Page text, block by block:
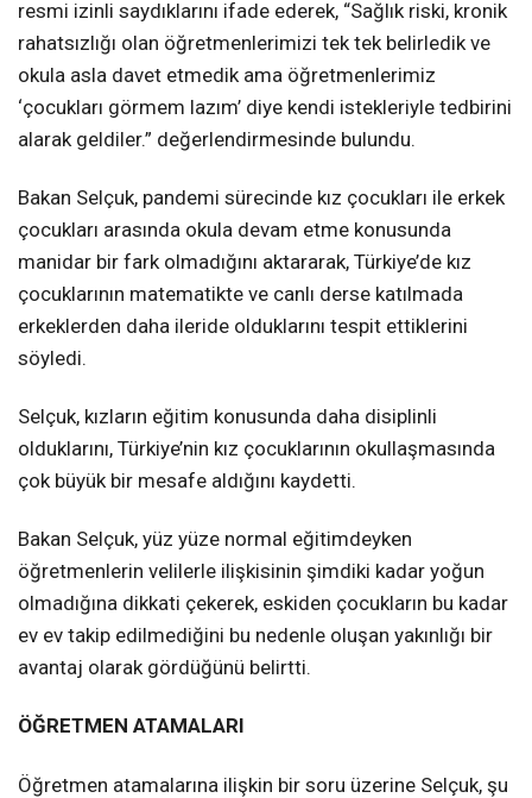
resmi izinli saydıklarını ifade ederek, “Sağlık riski, kronik
rahatsızlığı olan öğretmenlerimizi tek tek belirledik ve
okula asla davet etmedik ama öğretmenlerimiz
‘çocukları görmem lazım’ diye kendi istekleriyle tedbirini
alarak geldiler.” değerlendirmesinde bulundu.
Bakan Selçuk, pandemi sürecinde kız çocukları ile erkek
çocukları arasında okula devam etme konusunda
manidar bir fark olmadığını aktararak, Türkiye’de kız
çocuklarının matematikte ve canlı derse katılmada
erkeklerden daha ileride olduklarını tespit ettiklerini
söyledi.
Selçuk, kızların eğitim konusunda daha disiplinli
olduklarını, Türkiye’nin kız çocuklarının okullaşmasında
çok büyük bir mesafe aldığını kaydetti.
Bakan Selçuk, yüz yüze normal eğitimdeyken
öğretmenlerin velilerle ilişkisinin şimdiki kadar yoğun
olmadığına dikkati çekerek, eskiden çocukların bu kadar
ev ev takip edilmediğini bu nedenle oluşan yakınlığı bir
avantaj olarak gördüğünü belirtti.
ÖĞRETMEN ATAMALARI
Öğretmen atamalarına ilişkin bir soru üzerine Selçuk, şu